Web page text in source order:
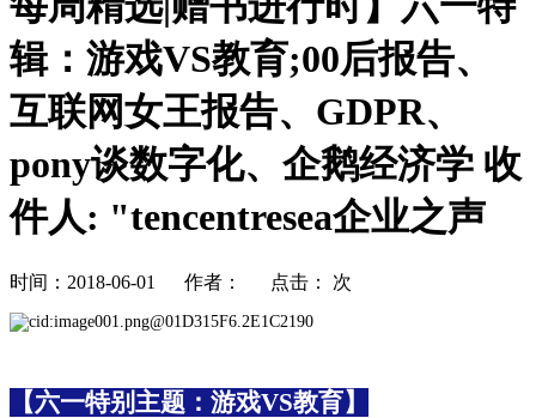
辑：游戏VS教育;00后报告、
互联网女王报告、GDPR、
pony谈数字化、企鹅经济学 收
件人: "tencentresea企业之声
时间：2018-06-01 作者： 点击： 次
【六一特别主题： 游戏VS教育】